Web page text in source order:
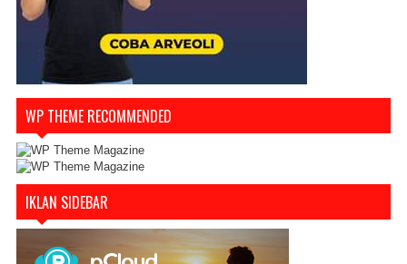
WP THEME RECOMMENDED
IKLAN SIDEBAR